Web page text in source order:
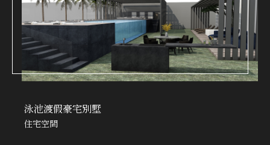
泳池渡假豪宅別墅
住宅空間